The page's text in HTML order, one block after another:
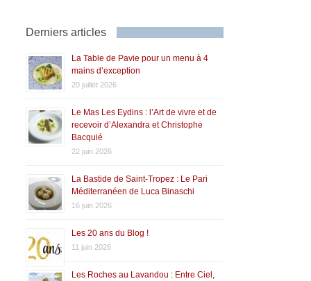
Derniers articles
La Table de Pavie pour un menu à 4
mains d’exception
20 juillet 2026
Le Mas Les Eydins : l’Art de vivre et de
recevoir d’Alexandra et Christophe
Bacquié
22 juin 2026
La Bastide de Saint-Tropez : Le Pari
Méditerranéen de Luca Binaschi
16 juin 2026
Les 20 ans du Blog !
11 juin 2026
Les Roches au Lavandou : Entre Ciel,